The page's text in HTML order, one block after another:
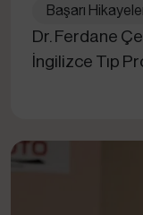
Başarı
Dr. Ferdane
İngilizce Tıp